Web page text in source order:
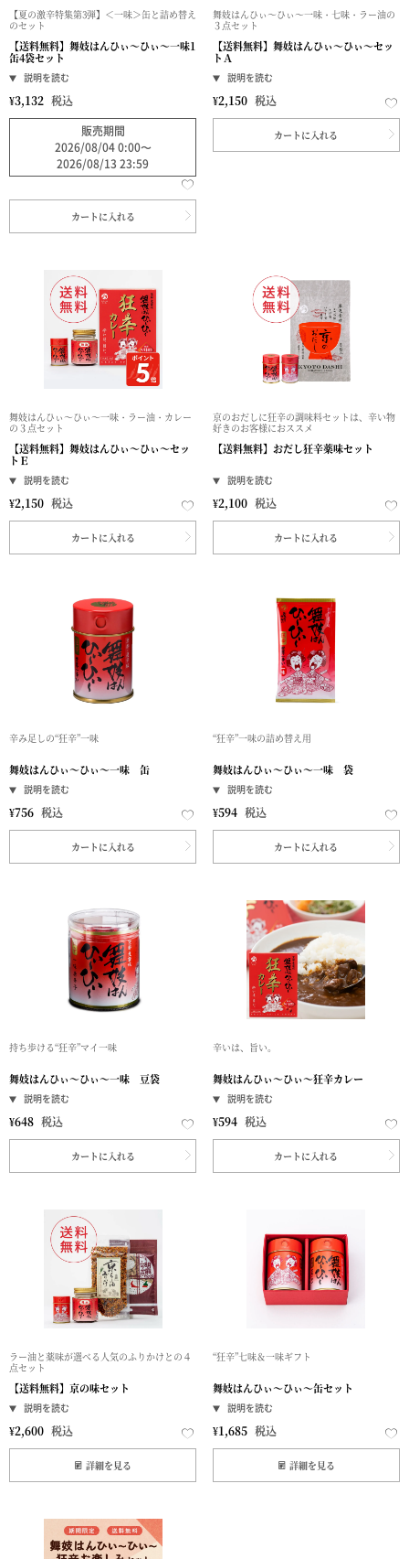
【夏の激辛特集第3弾】＜一味＞缶と詰め替え
のセット
【送料無料】舞妓はんひぃ～ひぃ～一味1
缶4袋セット
¥3,132 税込
販売期間
2026/08/04 0:00〜
2026/08/13 23:59
カートに入れる
舞妓はんひぃ～ひぃ～一味・七味・ラー油の
３点セット
【送料無料】舞妓はんひぃ～ひぃ～セッ
トＡ
¥2,150 税込
カートに入れる
舞妓はんひぃ～ひぃ～一味・ラー油・カレー
の３点セット
【送料無料】舞妓はんひぃ～ひぃ～セッ
トＥ
¥2,150 税込
カートに入れる
京のおだしに狂辛の調味料セットは、辛い物
好きのお客様におススメ
【送料無料】おだし狂辛薬味セット
¥2,100 税込
カートに入れる
辛み足しの“狂辛”一味
舞妓はんひぃ～ひぃ～一味 缶
¥756 税込
カートに入れる
“狂辛”一味の詰め替え用
舞妓はんひぃ～ひぃ～一味 袋
¥594 税込
カートに入れる
持ち歩ける“狂辛”マイ一味
舞妓はんひぃ～ひぃ～一味 豆袋
¥648 税込
カートに入れる
辛いは、旨い。
舞妓はんひぃ～ひぃ～狂辛カレー
¥594 税込
カートに入れる
ラー油と薬味が選べる人気のふりかけとの４
点セット
【送料無料】京の味セット
¥2,600 税込
詳細を見る
“狂辛”七味＆一味ギフト
舞妓はんひぃ～ひぃ～缶セット
¥1,685 税込
詳細を見る